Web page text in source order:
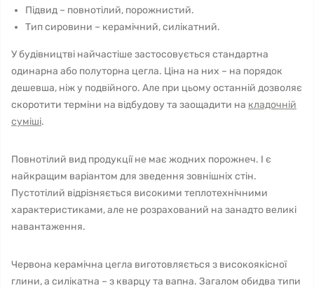
Підвид – повнотілий, порожнистий.
Тип сировини – керамічний, силікатний.
У будівництві найчастіше застосовується стандартна
одинарна або полуторна цегла. Ціна на них – на порядок
дешевша, ніж у подвійного. Але при цьому останній дозволяє
скоротити терміни на відбудову та заощадити на кладочній
суміші.
Повнотілий вид продукції не має жодних порожнеч. І є
найкращим варіантом для зведення зовнішніх стін.
Пустотілий відрізняється високими теплотехнічними
характеристиками, але не розрахований на занадто великі
навантаження.
Червона керамічна цегла виготовляється з високоякісної
глини, а силікатна – з кварцу та вапна. Загалом обидва типи